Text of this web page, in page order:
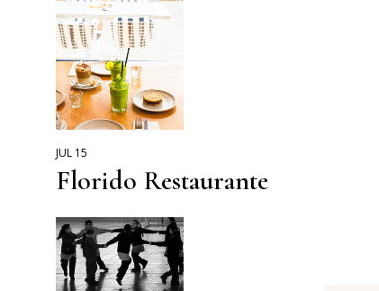
JUL 15
Florido Restaurante